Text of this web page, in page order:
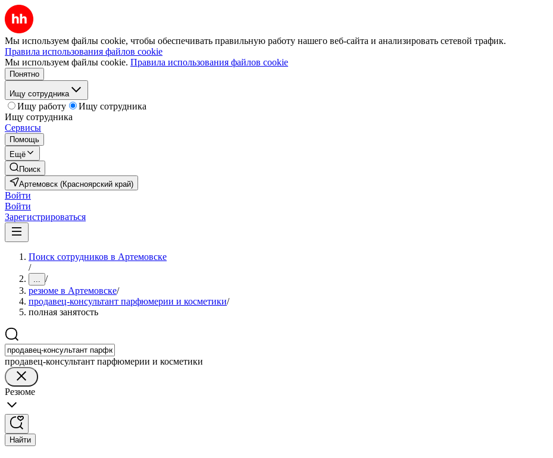
Мы используем файлы cookie, чтобы обеспечивать правильную работу нашего веб-сайта и анализировать сетевой трафик.
Правила использования файлов cookie
Мы используем файлы cookie. Правила использования файлов cookie
Понятно
Ищу сотрудника
Ищу работу
Ищу сотрудника
Ищу сотрудника
Сервисы
Помощь
Ещё
Поиск
Артемовск (Красноярский край)
Войти
Войти
Зарегистрироваться
Поиск сотрудников в Артемовске
/
... /
резюме в Артемовске/
продавец-консультант парфюмерии и косметики/
полная занятость
продавец-консультант парфюмерии и косметики
Резюме
Найти